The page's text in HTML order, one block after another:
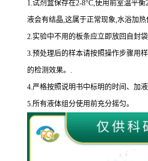
1.试剂盒保存在2-8°C,使用前室温平衡
液会有结晶,这属于正常现象,水浴加
2.实验中不用的板条应立即放回自封
3.预处理后的样本请按照操作步骤用样
的检测效果。 .
4.严格按照说明书中标明的时间、加
5.所有液体组分使用前充分摇匀。